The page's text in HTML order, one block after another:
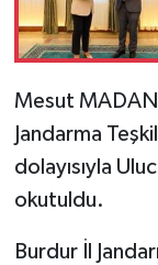
Mesut
Jandarma
dolayısıyla
okutuldu.
Burdur İl